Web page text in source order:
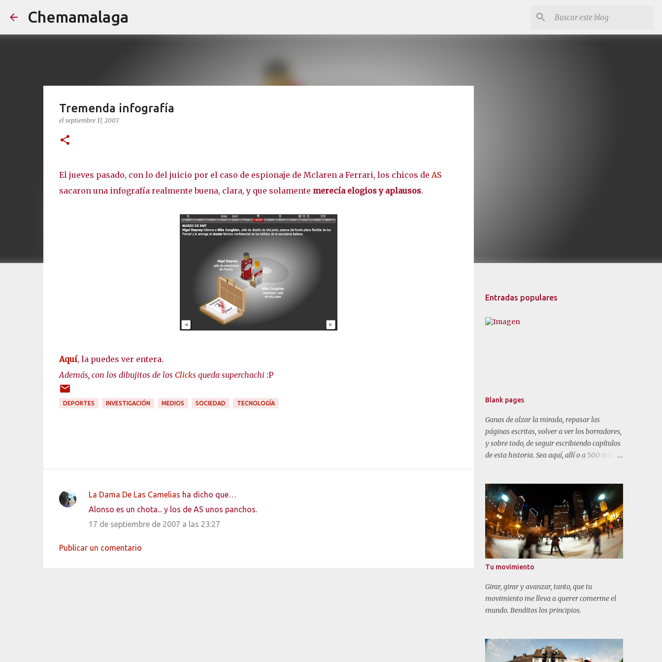
Chemamalaga
Tremenda infografía
el septiembre 17, 2007
El jueves pasado, con lo del juicio por el caso de espionaje de Mclaren a Ferrari, los chicos de AS
sacaron una infografía realmente buena, clara, y que solamente merecía elogios y aplausos.
Aquí, la puedes ver entera.
Además, con los dibujitos de los Clicks queda superchachi :P
DEPORTES INVESTIGACIÓN MEDIOS SOCIEDAD TECNOLOGÍA
C
e
La Dama De Las Camelias ha dicho que…
Alonso es un chota... y los de AS unos panchos.
17 de septiembre de 2007 a las 23:27
Publicar un comentario
Entradas populares
Blank pages
Ganas de alzar la mirada, repasar las
páginas escritas, volver a ver los borradores,
y sobre todo, de seguir escribiendo capítulos
de esta historia. Sea aquí, allí o a 500 millas
Tu movimiento
Girar, girar y avanzar, tanto, que tu
movimiento me lleva a querer comerme el
mundo. Benditos los principios.